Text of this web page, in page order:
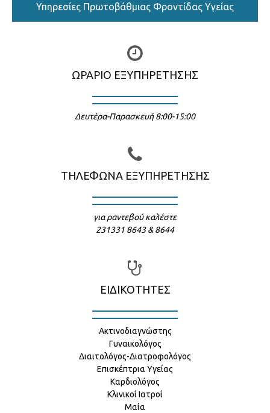
Υπηρεσίες Πρωτοβάθμιας Φροντίδας Υγείας
ΩΡΑΡΙΟ ΕΞΥΠΗΡΕΤΗΣΗΣ
Δευτέρα-Παρασκευή 8:00-15:00
ΤΗΛΕΦΩΝΑ ΕΞΥΠΗΡΕΤΗΣΗΣ
για ραντεβού καλέστε
231331 8643 & 8644
ΕΙΔΙΚΟΤΗΤΕΣ
Ακτινοδιαγνώστης
Γυναικολόγος
Διαιτολόγος-Διατροφολόγος
Επισκέπτρια Υγείας
Καρδιολόγος
Κλινικοί Ιατροί
Μαία